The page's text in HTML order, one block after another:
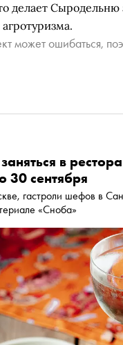
делает
может ошибаться,
заняться в
30 сентября
гастроли шефов в
«Сноба»